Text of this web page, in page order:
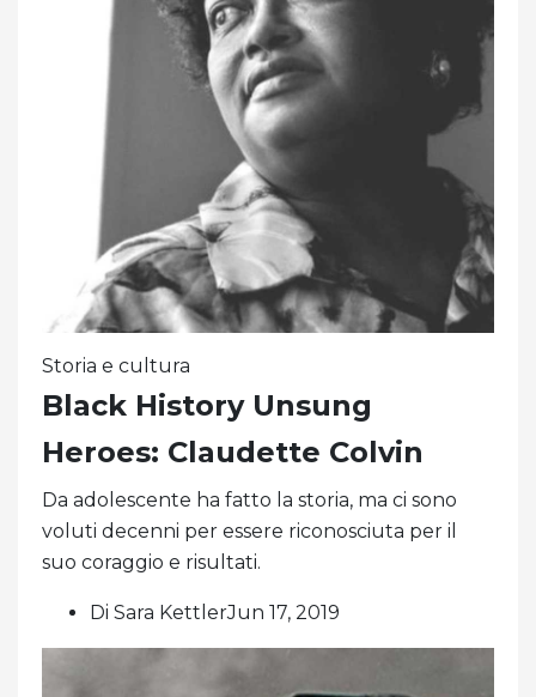
Storia e cultura
Black History Unsung
Heroes: Claudette Colvin
Da adolescente ha fatto la storia, ma ci sono
voluti decenni per essere riconosciuta per il
suo coraggio e risultati.
Di Sara KettlerJun 17, 2019